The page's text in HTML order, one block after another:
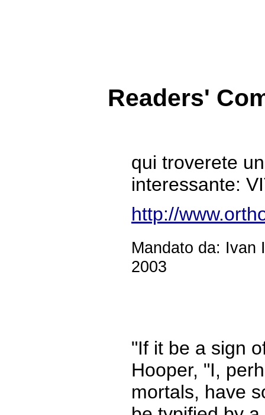
Readers'
qui troverete
interessante:
http://
Mandato da:
2003
"If it be a sign
Hooper, "I,
mortals, have